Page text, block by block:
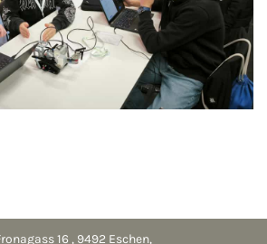
16 , 9492 Eschen,